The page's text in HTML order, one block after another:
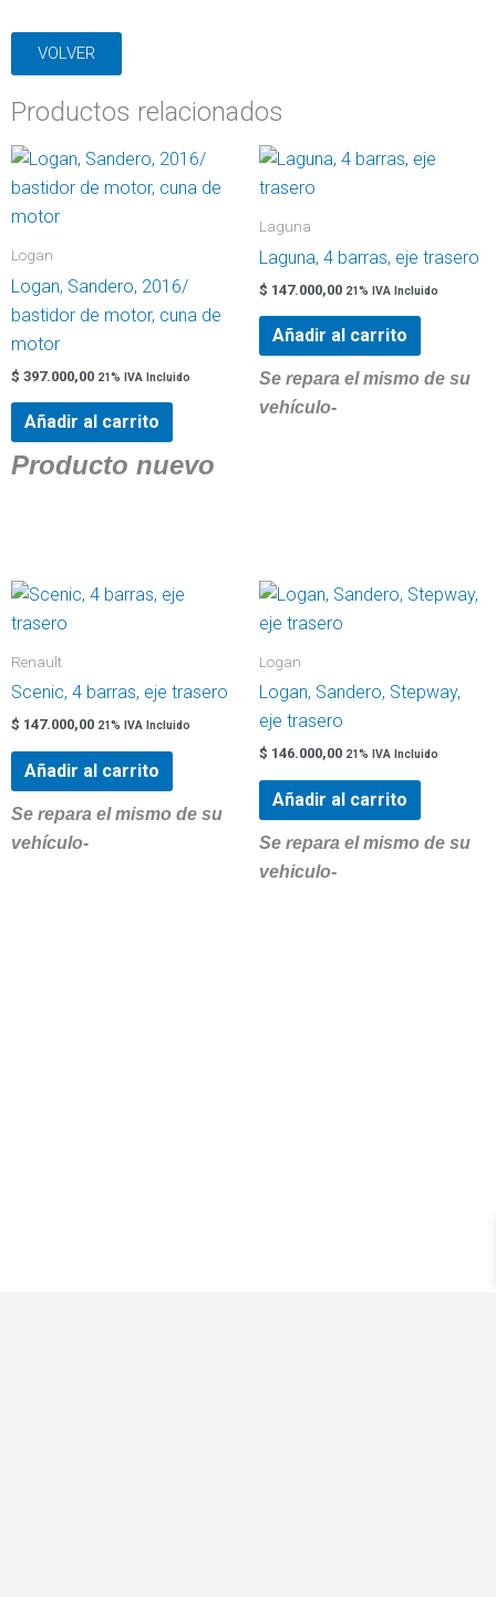
trasero
VOLVER
Productos relacionados
Logan
Logan, Sandero, 2016/
bastidor de motor, cuna de
motor
$ 397.000,00 21% IVA Incluido
Añadir al carrito
Producto nuevo
Laguna
Laguna, 4 barras, eje trasero
$ 147.000,00 21% IVA Incluido
Añadir al carrito
Se repara el mismo de su
vehículo-
Renault
Scenic, 4 barras, eje trasero
$ 147.000,00 21% IVA Incluido
Añadir al carrito
Se repara el mismo de su
vehículo-
Logan
Logan, Sandero, Stepway,
eje trasero
$ 146.000,00 21% IVA Incluido
Añadir al carrito
Se repara el mismo de su
vehiculo-